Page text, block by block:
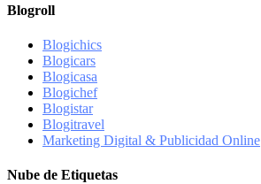
Blogroll
Blogichics
Blogicars
Blogicasa
Blogichef
Blogistar
Blogitravel
Marketing Digital & Publicidad Online
Nube de Etiquetas